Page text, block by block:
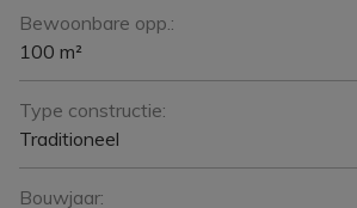
Bewoonbare opp.:
100 m²
Type constructie:
Traditioneel
Bouwjaar: